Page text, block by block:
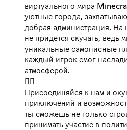
виртуального мира
уютные города,
добрая администрация. На
не придется скучать, ведь
уникальные самописные
каждый игрок смог
атмосферой.
Присоединяйся к нам и
приключений и
ты сможешь не только
принимать участие в